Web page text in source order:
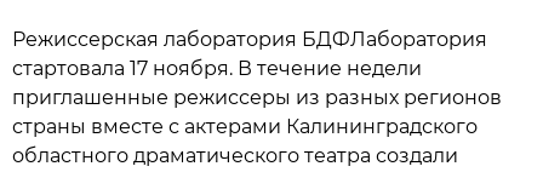
Режиссерская лаборатория БДФЛаборатория
стартовала 17 ноября. В течение недели
приглашенные режиссеры из разных регионов
страны вместе с актерами Калининградского
областного драматического театра создали